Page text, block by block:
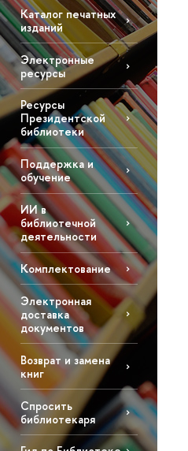
Каталог печатных
изданий
Электронные
ресурсы
Ресурсы
Президентской
библиотеки
Поддержка и
обучение
ИИ в
библиотечной
деятельности
Комплектование
Электронная
доставка
документов
Возврат и замена
книг
Спросить
библиотекаря